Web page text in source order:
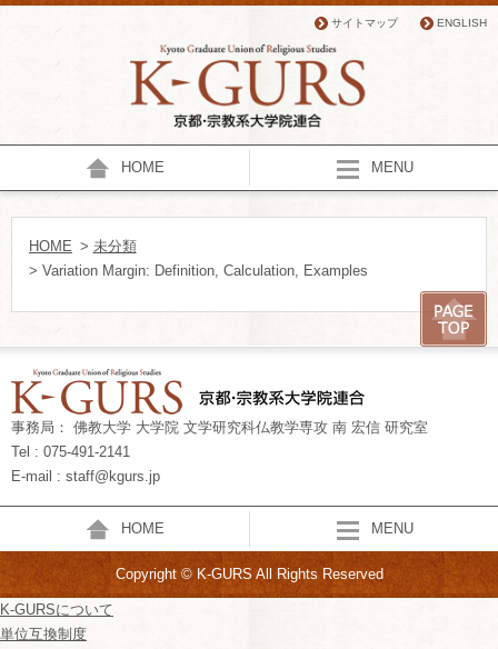
サイトマップ ENGLISH
HOME MENU
HOME > 未分類
> Variation Margin: Definition, Calculation, Examples
事務局： 佛教大学 大学院 文学研究科仏教学専攻 南 宏信 研究室
Tel : 075-491-2141
E-mail : staff@kgurs.jp
HOME MENU
Copyright © K-GURS All Rights Reserved
K-GURSについて
単位互換制度